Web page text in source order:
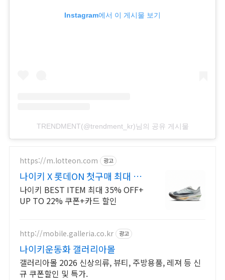
Instagram에서 이 게시물 보기
TRENDMENT(@trendment_kr)님의 공유 게시물
https://m.lotteon.com 광고
나이키 X 롯데ON 첫구매 최대 5
천원 혜택!
나이키 BEST ITEM 최대 35% OFF+
UP TO 22% 쿠폰+카드 할인
http://mobile.galleria.co.kr 광고
나이키운동화 갤러리아몰
갤러리아몰 2026 신상의류, 뷰티, 주방용품, 레져 등 신
규 쿠폰할인 및 특가.